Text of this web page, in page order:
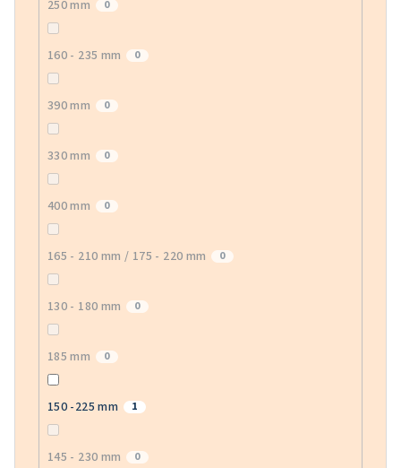
250 mm 0
160 - 235 mm 0
390 mm 0
330 mm 0
400 mm 0
165 - 210 mm / 175 - 220 mm 0
130 - 180 mm 0
185 mm 0
150 -225 mm 1
145 - 230 mm 0